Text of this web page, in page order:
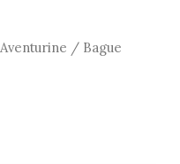
Aventurine / Bague